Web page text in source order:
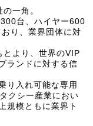
一角。
台、ハイヤー600
り、業界団体に対
とより、世界のVIP
ランドに対する信
り入れ可能な専用
クシー産業におい
規模ともに業界ト